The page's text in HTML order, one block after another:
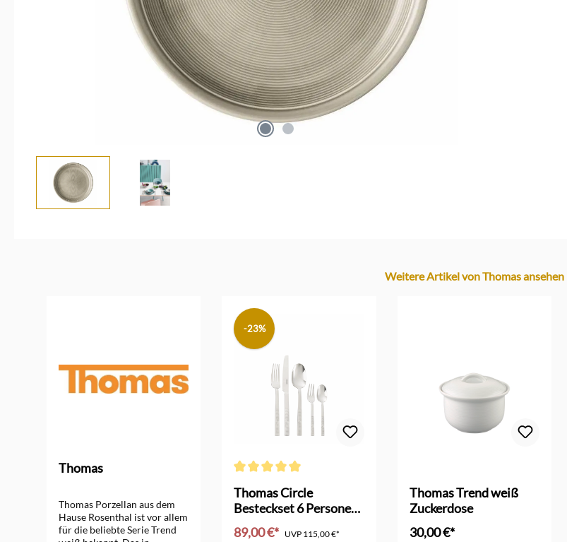
Weitere Artikel von Thomas ansehen
Thomas
Thomas Porzellan aus dem
Hause Rosenthal ist vor allem
für die beliebte Serie Trend
-23%
Thomas Circle
Besteckset 6 Personen
Edelstahl
89,00 €* UVP 115,00 €*
Thomas Trend weiß
Zuckerdose
30,00 €*